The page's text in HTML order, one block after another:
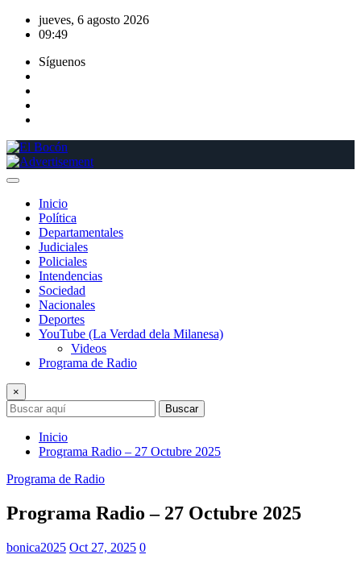
Saltar
jueves, 6 agosto 2026
09:49
Síguenos
Inicio
Política
Departamentales
Judiciales
Policiales
Intendencias
Sociedad
Nacionales
Deportes
YouTube (La Verdad dela Milanesa)
Videos
Programa de Radio
×
Buscar
Inicio
Programa Radio – 27 Octubre 2025
Programa de Radio
Programa Radio – 27 Octubre 2025
bonica2025 Oct 27, 2025 0